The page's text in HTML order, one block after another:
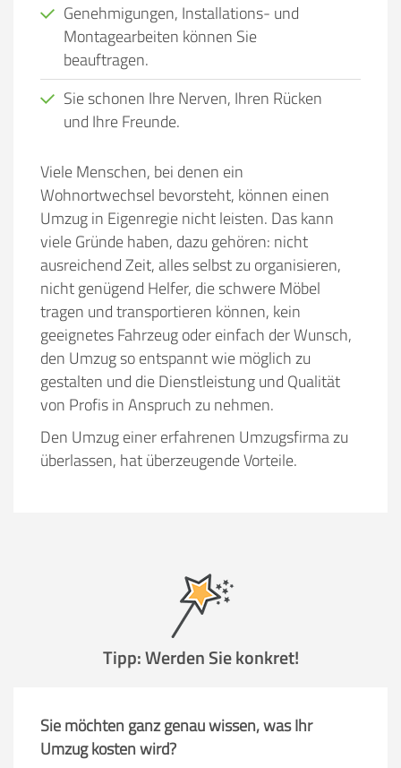
Genehmigungen, Installations- und
Montagearbeiten können Sie
beauftragen.
Sie schonen Ihre Nerven, Ihren Rücken
und Ihre Freunde.
Viele Menschen, bei denen ein
Wohnortwechsel bevorsteht, können einen
Umzug in Eigenregie nicht leisten. Das kann
viele Gründe haben, dazu gehören: nicht
ausreichend Zeit, alles selbst zu organisieren,
nicht genügend Helfer, die schwere Möbel
tragen und transportieren können, kein
geeignetes Fahrzeug oder einfach der Wunsch,
den Umzug so entspannt wie möglich zu
gestalten und die Dienstleistung und Qualität
von Profis in Anspruch zu nehmen.
Den Umzug einer erfahrenen Umzugsfirma zu
überlassen, hat überzeugende Vorteile.
Tipp: Werden Sie konkret!
Sie möchten ganz genau wissen, was Ihr
Umzug kosten wird?